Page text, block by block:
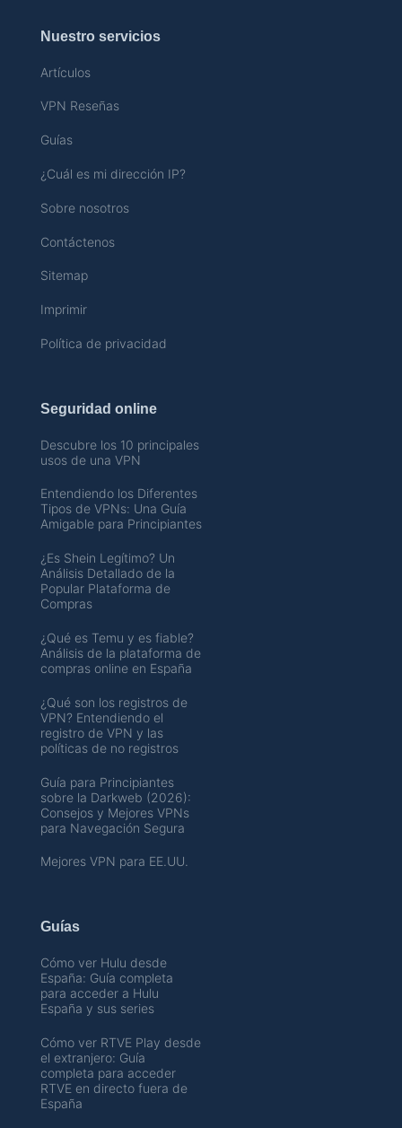
Nuestro servicios
Artículos
VPN Reseñas
Guías
¿Cuál es mi dirección IP?
Sobre nosotros
Contáctenos
Sitemap
Imprimir
Política de privacidad
Seguridad online
Descubre los 10 principales
usos de una VPN
Entendiendo los Diferentes
Tipos de VPNs: Una Guía
Amigable para Principiantes
¿Es Shein Legítimo? Un
Análisis Detallado de la
Popular Plataforma de
Compras
¿Qué es Temu y es fiable?
Análisis de la plataforma de
compras online en España
¿Qué son los registros de
VPN? Entendiendo el
registro de VPN y las
políticas de no registros
Guía para Principiantes
sobre la Darkweb (2026):
Consejos y Mejores VPNs
para Navegación Segura
Mejores VPN para EE.UU.
Guías
Cómo ver Hulu desde
España: Guía completa
para acceder a Hulu
España y sus series
Cómo ver RTVE Play desde
el extranjero: Guía
completa para acceder
RTVE en directo fuera de
España